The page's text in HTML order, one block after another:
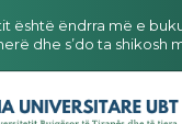
është ëndrra më e
dhe s’do ta shikosh